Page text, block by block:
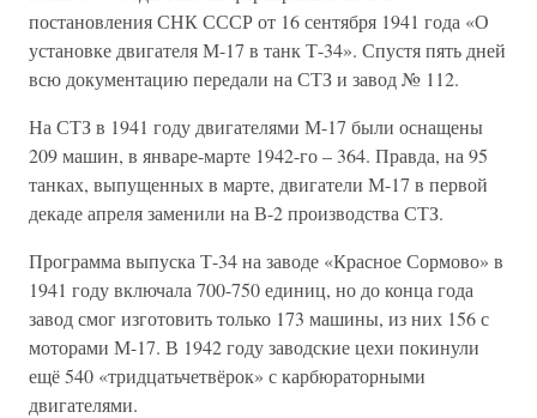
постановления СНК СССР от 16 сентября 1941 года «О
установке двигателя М-17 в танк Т-34». Спустя пять дней
всю документацию передали на СТЗ и завод № 112.
На СТЗ в 1941 году двигателями М-17 были оснащены
209 машин, в январе-марте 1942-го – 364. Правда, на 95
танках, выпущенных в марте, двигатели М-17 в первой
декаде апреля заменили на В-2 производства СТЗ.
Программа выпуска Т-34 на заводе «Красное Сормово» в
1941 году включала 700-750 единиц, но до конца года
завод смог изготовить только 173 машины, из них 156 с
моторами М-17. В 1942 году заводские цехи покинули
ещё 540 «тридцатьчетвёрок» с карбюраторными
двигателями.